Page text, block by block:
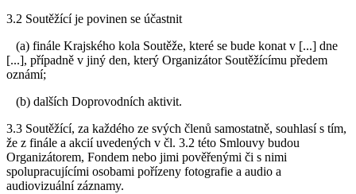
3.2 Soutěžící je povinen se účastnit
(a) finále Krajského kola Soutěže, které se bude konat v [...] dne
[...], případně v jiný den, který Organizátor Soutěžícímu předem
oznámí;
(b) dalších Doprovodních aktivit.
3.3 Soutěžící, za každého ze svých členů samostatně, souhlasí s tím,
že z finále a akcií uvedených v čl. 3.2 této Smlouvy budou
Organizátorem, Fondem nebo jimi pověřenými či s nimi
spolupracujícími osobami pořízeny fotografie a audio a
audiovizuální záznamy.